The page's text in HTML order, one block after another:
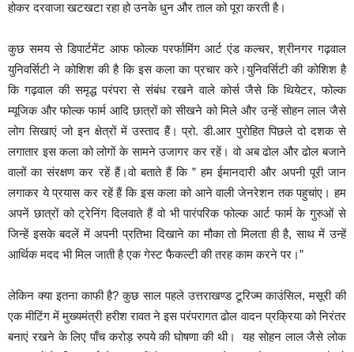
होकर दरवाजा खटखटा रहा हो उनके धुन और ताल को पूरा करती है।
कुछ समय से डिपार्टमेंट आफ फोल्क परर्फामिंग आर्ट एंड कल्चर, श्रीनगर गढ़वाल
युनिवर्सिटी ने कोशिश की है कि इस कला का प्रचार करे।युनिवर्सिटी की कोशिश है
कि गढ़वाल कीसमृद्ध परंपरा से संबंध रखने वाले कोर्स जैसे कि थियेटर, फोल्क
म्यूजिक और फोल्क फार्म आदि छात्रों को सीखने को मिले और उन्हें सोहन लाल जैसे
लोग सिखाएं जो इन क्षेत्रों में उस्ताद हैं। प्रो. डी.आर पुरोहित पिछले दो दशक से
लगातार इस कला को लोगों के सामने उजागर कर रहें। वो अब ढोल और ढोल बजाने
वालों का संरक्षण कर रहें हैं।वो बताते हैं कि ” हम ईमानदारी और अपनी पूरी जान
लगाकर ये प्रयास कर रहें हैं कि इस कला को आने वाली जेनरेशन तक पहुचांए। हम
अपनें छात्रों को ट्रेनिंग दिलवाते हैं वो भी पारंपरिक फोल्क आर्ट फार्म के गुरुओं से
जिन्हें इसके बदलें में अपनी प्रतिभा दिखाने का मौका तो मिलता ही है, साथ में उन्हें
आर्थिक मदद भी मिल जाती है एक गेस्ट फैकल्टी की तरह काम करने पर।”
लेकिन क्या इतना काफी है?कुछ साल पहले उत्तराखण्ड टूरिज्म काउंसिल, मसूरी की
एक मीटिंग में मुख्यमंत्री हरीश रावत ने इस परंपरागत ढोल वादन प्रक्रिया को निरंतर
बनाएं रखने के लिए पाँच करोड़ रुपये की घोषणा की थी।यह सोहन लाल जैसे लोक